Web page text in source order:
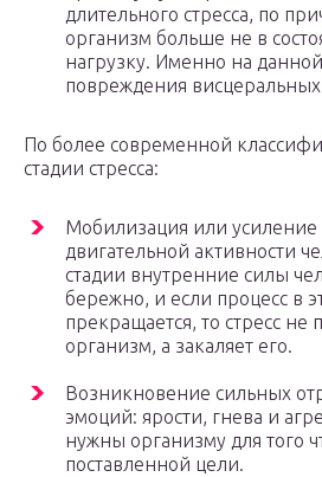
длительного стресса, по
организм больше не в
нагрузку. Именно на
повреждения
По более современной
стадии стресса:
Мобилизация или
двигательной активности
стадии внутренние силы
бережно, и если процесс в
прекращается, то стресс не
организм, а закаляет его.
Возникновение сильных
эмоций: ярости, гнева и
нужны организму для того
поставленной цели.